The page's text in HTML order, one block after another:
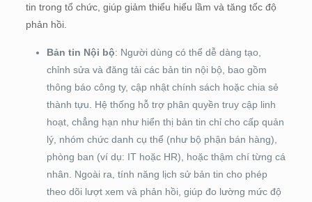
tin trong tổ chức, giúp giảm thiểu hiểu lầm và tăng tốc độ
phản hồi.
Bản tin Nội bộ: Người dùng có thể dễ dàng tạo,
chỉnh sửa và đăng tải các bản tin nội bộ, bao gồm
thông báo công ty, cập nhật chính sách hoặc chia sẻ
thành tựu. Hệ thống hỗ trợ phân quyền truy cập linh
hoạt, chẳng hạn như hiển thị bản tin chỉ cho cấp quản
lý, nhóm chức danh cụ thể (như bộ phận bán hàng),
phòng ban (ví dụ: IT hoặc HR), hoặc thậm chí từng cá
nhân. Ngoài ra, tính năng lịch sử bản tin cho phép
theo dõi lượt xem và phản hồi, giúp đo lường mức độ